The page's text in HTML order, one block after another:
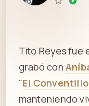
Tito Reyes fue
grabó con
"El Conventillo
manteniendo